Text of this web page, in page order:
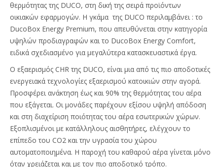
θερμότητας της DUCO, στη δική της σειρά προϊόντων
οικιακών εφαρμογών. Η γκάμα της DUCO περιλαμβάνει : το
DucoBox Energy Premium, που απευθύνεται στην κατηγορία
υψηλών προδιαγραφών και το DucoBox Energy Comfort,
ειδικά σχεδιασμένο για μεγαλύτερα κατασκευαστικά έργα.
Ο εξαερισμός CHR της DUCO, είναι μια από τις πιο αποδοτικές
ενεργειακά τεχνολογίες εξαερισμού κατοικιών στην αγορά.
Προσφέρει ανάκτηση έως και 90% της θερμότητας του αέρα
που εξάγεται. Οι μονάδες παρέχουν εξίσου υψηλή απόδοση
και στη διαχείριση ποιότητας του αέρα εσωτερικών χώρων.
Εξοπλισμένοι με κατάλληλους αισθητήρες, ελέγχουν το
επίπεδο του CO2 και την υγρασία του χώρου
αυτοματοποιημένα. Η παροχή του καθαρού αέρα γίνεται μόνο
όταν χρειάζεται και με τον πιο αποδοτικό τρόπο.